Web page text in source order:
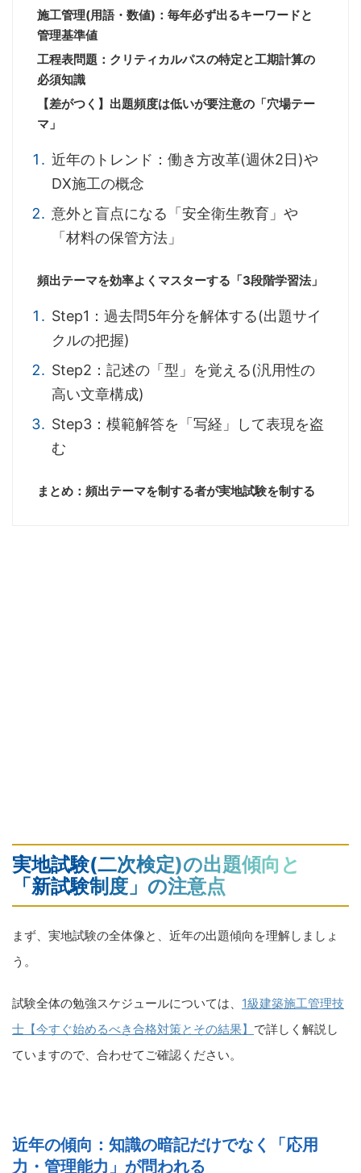
施工管理(用語・数値)：毎年必ず出るキーワードと
管理基準値
工程表問題：クリティカルパスの特定と工期計算の
必須知識
【差がつく】出題頻度は低いが要注意の「穴場テー
マ」
近年のトレンド：働き方改革(週休2日)や
DX施工の概念
意外と盲点になる「安全衛生教育」や
「材料の保管方法」
頻出テーマを効率よくマスターする「3段階学習法」
Step1：過去問5年分を解体する(出題サイ
クルの把握)
Step2：記述の「型」を覚える(汎用性の
高い文章構成)
Step3：模範解答を「写経」して表現を盗
む
まとめ：頻出テーマを制する者が実地試験を制する
実地試験(二次検定)の出題傾向と
「新試験制度」の注意点
まず、実地試験の全体像と、近年の出題傾向を理解しましょ
う。
試験全体の勉強スケジュールについては、 1級建築施工管理技
士【今すぐ始めるべき合格対策とその結果】 で詳しく解説し
ていますので、合わせてご確認ください。
近年の傾向：知識の暗記だけでなく「応用
力・管理能力」が問われる